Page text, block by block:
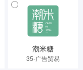
潮米糖
35-广告贸易